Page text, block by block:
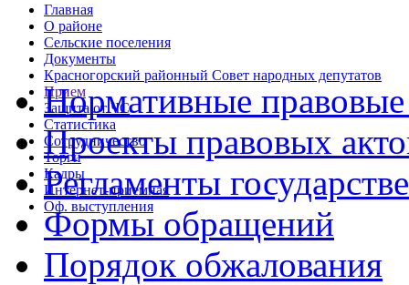
Главная
О районе
Сельские поселения
Документы
Красногорский районный Совет народных депутатов
Прием
Защита от ЧС
Статистика
Сотрудничество
Торги
Кадры
Интернет-приемная
Оф. выступления
Нормативные
Проекты правовых
Регламенты
Формы обращений
Порядок обжалования